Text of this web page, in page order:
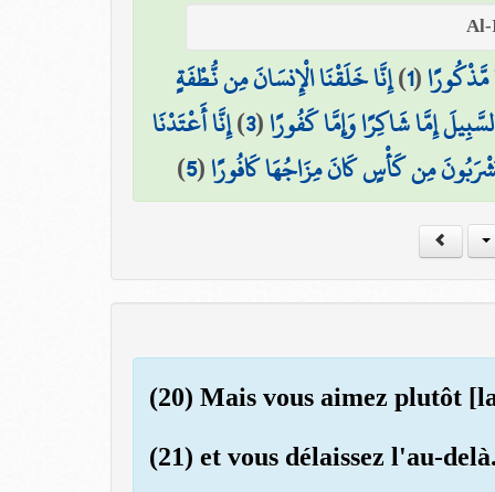
(
1
)إِنَّا خَلَقْنَا الْإِنسَانَ مِن نُّطْفَةٍ
إِمَّا شَاكِرًا وَإِمَّا كَفُورًا(
3
)إِنَّا أَعْتَدْنَا
مِن كَأْسٍ كَانَ مِزَاجُهَا كَافُورًا(
5
)
(20) Mais vous aimez plutôt
(21) et vous délaissez l'au-